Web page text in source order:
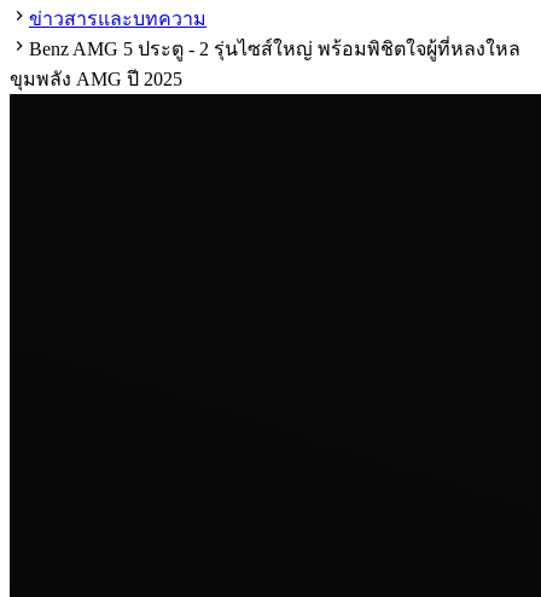
ข่าวสารและบทความ
Benz AMG 5 ประตู - 2 รุ่นไซส์ใหญ่ พร้อมพิชิตใจผู้ที่หลงใหล
ขุมพลัง AMG ปี 2025